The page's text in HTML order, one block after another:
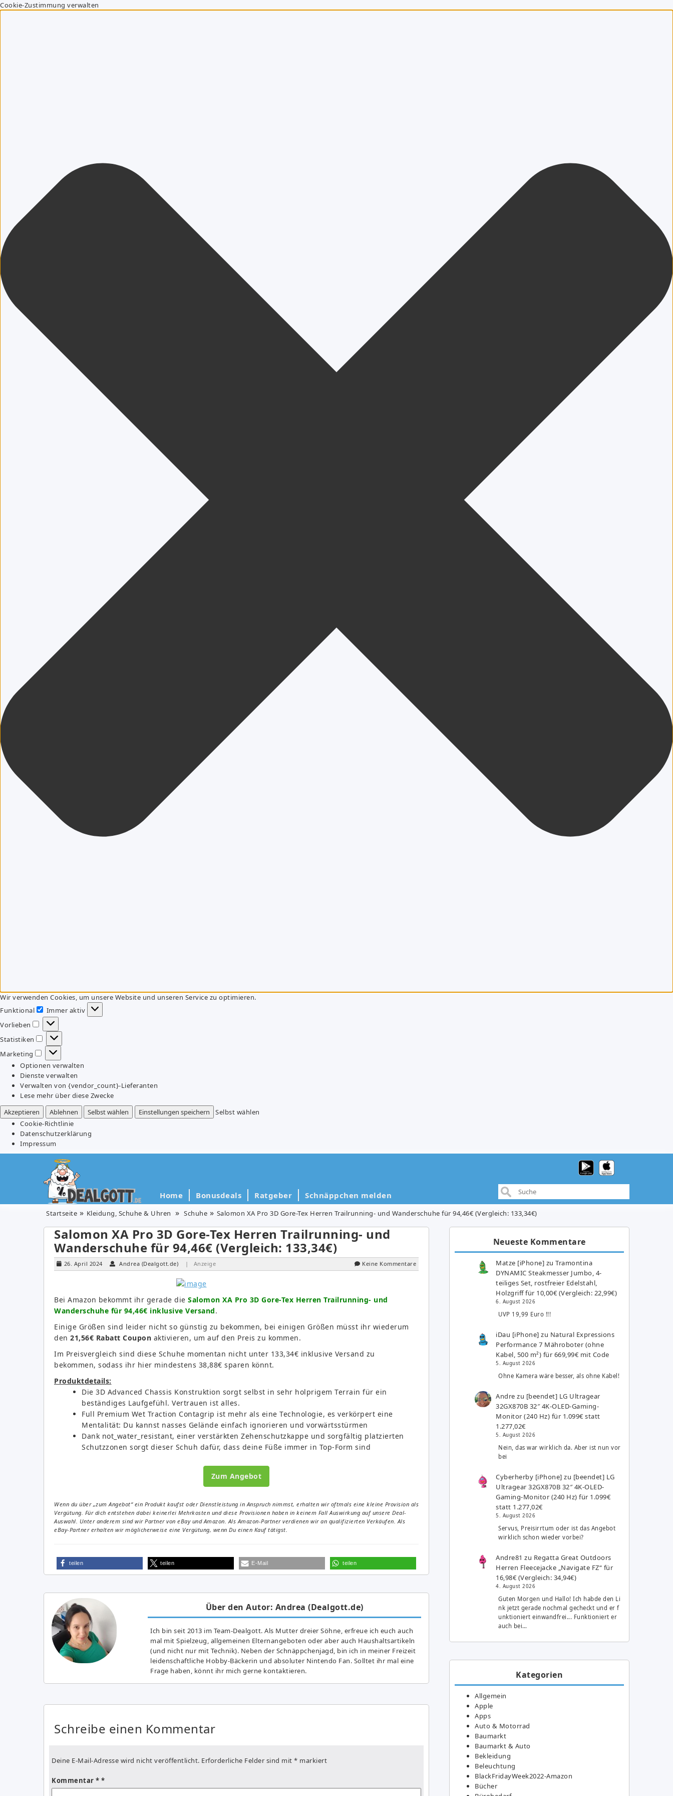
Cookie-Zustimmung verwalten
Wir verwenden Cookies, um unsere Website und unseren Service zu optimieren.
Funktional
Funktional
Immer aktiv
Vorlieben
Vorlieben
Statistiken
Statistiken
Marketing
Marketing
Optionen verwalten
Dienste verwalten
Verwalten von {vendor_count}-Lieferanten
Lese mehr über diese Zwecke
Akzeptieren
Ablehnen Selbst wählen Einstellungen speichern
Selbst wählen
Cookie-Richtlinie
Datenschutzerklärung
Impressum
Home Bonusdeals Ratgeber Schnäppchen melden
Startseite Kleidung, Schuhe & Uhren Schuhe Salomon XA Pro 3D Gore-Tex Herren Trailrunning- und Wanderschuhe für 94,46€ (Vergleich: 133,34€)
Salomon XA Pro 3D Gore-Tex Herren Trailrunning- und
Wanderschuhe für 94,46€ (Vergleich: 133,34€)
26. April 2024 Andrea (Dealgott.de) | Anzeige Keine Kommentare
Bei Amazon bekommt ihr gerade die Salomon XA Pro 3D Gore-Tex Herren Trailrunning- und
Wanderschuhe für 94,46€ inklusive Versand.
Einige Größen sind leider nicht so günstig zu bekommen, bei einigen Größen müsst ihr wiederum
den 21,56€ Rabatt Coupon aktivieren, um auf den Preis zu kommen.
Im Preisvergleich sind diese Schuhe momentan nicht unter 133,34€ inklusive Versand zu
bekommen, sodass ihr hier mindestens 38,88€ sparen könnt.
Produktdetails:
Die 3D Advanced Chassis Konstruktion sorgt selbst in sehr holprigem Terrain für ein
beständiges Laufgefühl. Vertrauen ist alles.
Full Premium Wet Traction Contagrip ist mehr als eine Technologie, es verkörpert eine
Mentalität: Du kannst nasses Gelände einfach ignorieren und vorwärtsstürmen
Dank not_water_resistant, einer verstärkten Zehenschutzkappe und sorgfältig platzierten
Schutzzonen sorgt dieser Schuh dafür, dass deine Füße immer in Top-Form sind
Zum Angebot
Wenn du über „zum Angebot“ ein Produkt kaufst oder Dienstleistung in Anspruch nimmst, erhalten wir oftmals eine kleine Provision als
Vergütung. Für dich entstehen dabei keinerlei Mehrkosten und diese Provisionen haben in keinem Fall Auswirkung auf unsere Deal-
Auswahl. Unter anderem sind wir Partner von eBay und Amazon. Als Amazon-Partner verdienen wir an qualifizierten Verkäufen. Als
eBay-Partner erhalten wir möglicherweise eine Vergütung, wenn Du einen Kauf tätigst.
teilen teilen E-Mail teilen
Über den Autor: Andrea (Dealgott.de)
Ich bin seit 2013 im Team-Dealgott. Als Mutter dreier Söhne, erfreue ich euch auch
mal mit Spielzeug, allgemeinen Elternangeboten oder aber auch Haushaltsartikeln
(und nicht nur mit Technik). Neben der Schnäppchenjagd, bin ich in meiner Freizeit
leidenschaftliche Hobby-Bäckerin und absoluter Nintendo Fan. Solltet ihr mal eine
Frage haben, könnt ihr mich gerne kontaktieren.
Schreibe einen Kommentar
Deine E-Mail-Adresse wird nicht veröffentlicht. Erforderliche Felder sind mit * markiert
Kommentar *
Neueste Kommentare
Matze [iPhone] zuTramontina
DYNAMIC Steakmesser Jumbo, 4-
teiliges Set, rostfreier Edelstahl,
Holzgriff für 10,00€ (Vergleich: 22,99€)
6. August 2026
UVP 19,99 Euro !!!
iDau [iPhone] zu Natural Expressions
Performance 7 Mähroboter (ohne
Kabel, 500 m²) für 669,99€ mit Code
5. August 2026
Ohne Kamera wäre besser, als ohne Kabel!
Andre zu [beendet] LG Ultragear
32GX870B 32″ 4K-OLED-Gaming-
Monitor (240 Hz) für 1.099€ statt
1.277,02€
5. August 2026
Nein, das war wirklich da. Aber ist nun vor
bei
Cyberherby [iPhone] zu [beendet] LG
Ultragear 32GX870B 32″ 4K-OLED-
Gaming-Monitor (240 Hz) für 1.099€
statt 1.277,02€
5. August 2026
Servus, Preisirrtum oder ist das Angebot
wirklich schon wieder vorbei?
Andre81 zu Regatta Great Outdoors
Herren Fleecejacke „Navigate FZ“ für
16,98€ (Vergleich: 34,94€)
4. August 2026
Guten Morgen und Hallo! Ich habde den Li
nk jetzt gerade nochmal gecheckt und er f
unktioniert einwandfrei... Funktioniert er
auch bei…
Kategorien
Allgemein
Apple
Apps
Auto & Motorrad
Baumarkt
Baumarkt & Auto
Bekleidung
Beleuchtung
BlackFridayWeek2022-Amazon
Bücher